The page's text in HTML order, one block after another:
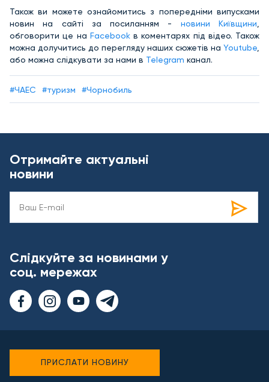
Також ви можете ознайомитись з попередніми випусками
новин на сайті за посиланням - новини Київщини
обговорити це на Facebookв коментарях під відео. Також
можна долучитись до перегляду наших сюжетів на Youtube
або можна слідкувати за нами в Telegram канал.
#ЧАЕС #туризм #Чорнобиль
Отримайте актуальні
новини
Слідкуйте за новинами у
соц. мережах
ПРИСЛАТИ НОВИНУ